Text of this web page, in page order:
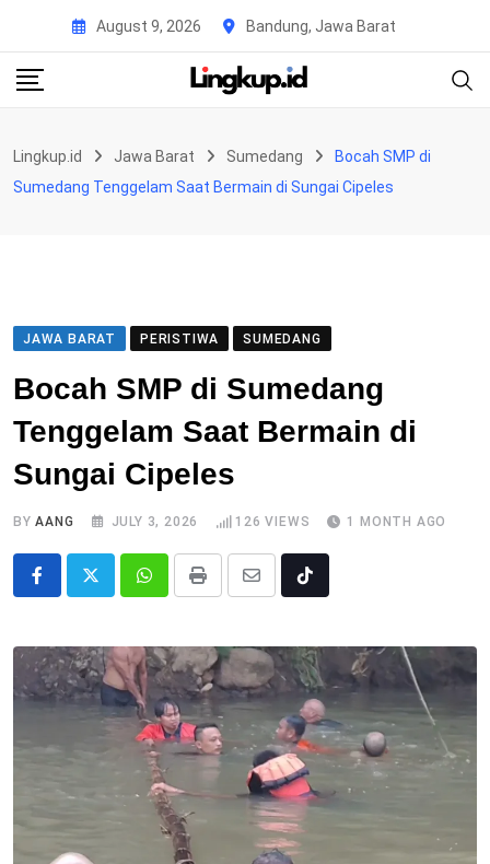
content
August 9, 2026 Bandung, Jawa Barat
Lingkup.id Jawa Barat Sumedang
Bocah SMP di
Sumedang Tenggelam Saat Bermain di Sungai Cipeles
JAWA BARAT PERISTIWA SUMEDANG
Bocah SMP di Sumedang
Tenggelam Saat Bermain di
Sungai Cipeles
BYAANG JULY 3, 2026 126 VIEWS 1 MONTH AGO
Whatsapp
Print
Share
Email
Tiktok